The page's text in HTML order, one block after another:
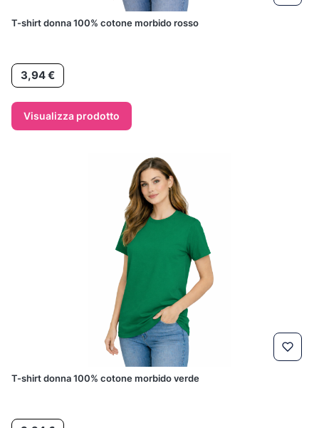
T-shirt donna 100% cotone morbido rosso
Prezzo
3,94 €
Visualizza prodotto
T-shirt donna 100% cotone morbido verde
Prezzo